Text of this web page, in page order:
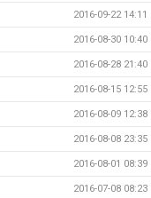
2016-09-22 14:11
2016-08-30 10:40
2016-08-28 21:40
2016-08-15 12:55
2016-08-09 12:38
2016-08-08 23:35
2016-08-01 08:39
2016-07-08 08:23